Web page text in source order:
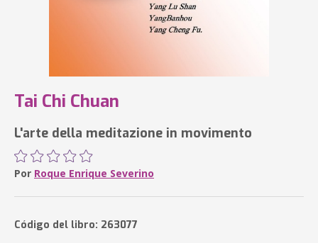
Tai Chi Chuan
L'arte della meditazione in movimento
Por Roque Enrique Severino
Código del libro: 263077